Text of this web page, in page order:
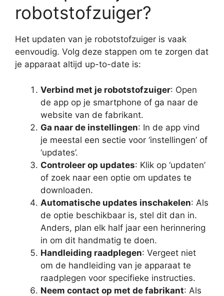
robotstofzuiger?
Het updaten van je robotstofzuiger is vaak
eenvoudig. Volg deze stappen om te zorgen dat
je apparaat altijd up-to-date is:
Verbind met je robotstofzuiger: Open
de app op je smartphone of ga naar de
website van de fabrikant.
Ga naar de instellingen: In de app vind
je meestal een sectie voor ‘instellingen’ of
‘updates’.
Controleer op updates: Klik op ‘updaten’
of zoek naar een optie om updates te
downloaden.
Automatische updates inschakelen: Als
de optie beschikbaar is, stel dit dan in.
Anders, plan elk half jaar een herinnering
in om dit handmatig te doen.
Handleiding raadplegen: Vergeet niet
om de handleiding van je apparaat te
raadplegen voor specifieke instructies.
Neem contact op met de fabrikant: Als